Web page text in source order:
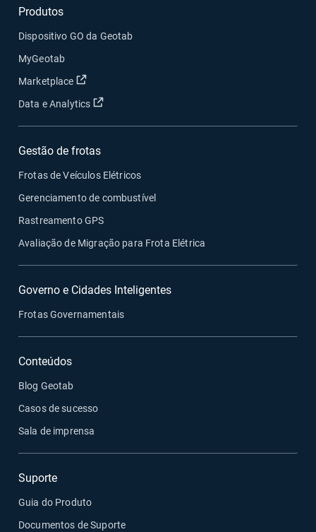
Produtos
Dispositivo GO da Geotab
MyGeotab
Marketplace
Abrir em uma nova janela
Data e Analytics Abrir em uma nova janela
Gestão de frotas
Frotas de Veículos Elétricos
Gerenciamento de combustível
Rastreamento GPS
Avaliação de Migração para Frota Elétrica
Governo e Cidades Inteligentes
Frotas Governamentais
Conteúdos
Blog Geotab
Casos de sucesso
Sala de imprensa
Suporte
Guia do Produto
Documentos de Suporte